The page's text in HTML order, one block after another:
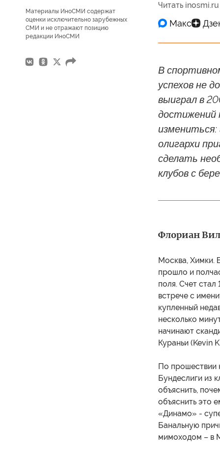
Материалы ИноСМИ содержат
оценки исключительно зарубежных
СМИ и не отражают позицию
редакции ИноСМИ
Читать inosmi.ru
В
успехов не
выиграл в
достижений
олигархи
сделать
клубов с
Флориан
Москва, Химки.
прошло и
поля. Счет
встрече с
купленный
несколько
начинают
Кураньи (Kevin
По прошествии
Бундеслиги из
объяснить,
объяснить это
«Динамо» -
Банальную
мимоходом – в